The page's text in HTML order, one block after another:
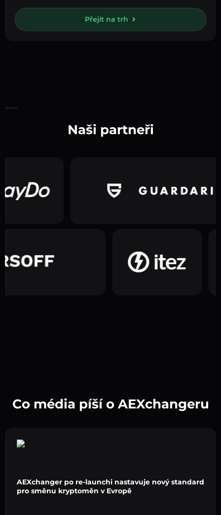
Přejít na trh
Hlavní
Naši partneři
Co média píší o AEXchangeru
AEXchanger po re-launchi nastavuje nový standard
pro směnu kryptoměn v Evropě